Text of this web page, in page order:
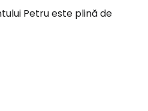
Petru este plină de